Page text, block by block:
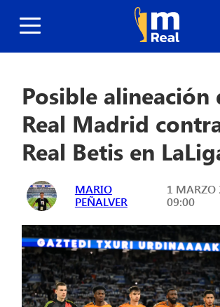
Posible alineación
Real Madrid
Real Betis en
MARIO
PEÑALVER
1 MARZO
09:00